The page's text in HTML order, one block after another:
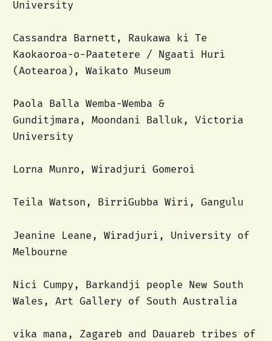
University
Cassandra Barnett, Raukawa ki Te
Kaokaoroa-o-Paatetere / Ngaati Huri
(Aotearoa), Waikato Museum
Paola Balla Wemba-Wemba &
Gunditjmara, Moondani Balluk, Victoria
University
Lorna Munro, Wiradjuri Gomeroi
Teila Watson, BirriGubba Wiri, Gangulu
Jeanine Leane, Wiradjuri, University of
Melbourne
Nici Cumpy, Barkandji people New South
Wales, Art Gallery of South Australia
vika mana, Zagareb and Dauareb tribes of